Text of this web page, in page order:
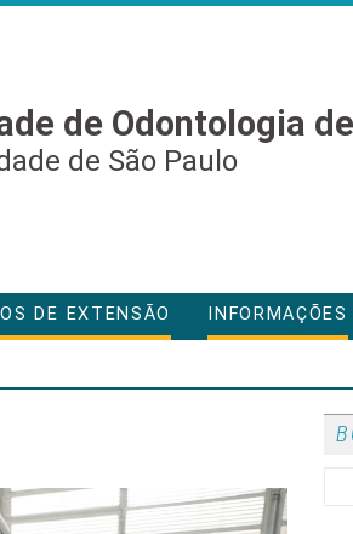
de Odontologia
de São Paulo
DE EXTENSÃO INFORMAÇÕES